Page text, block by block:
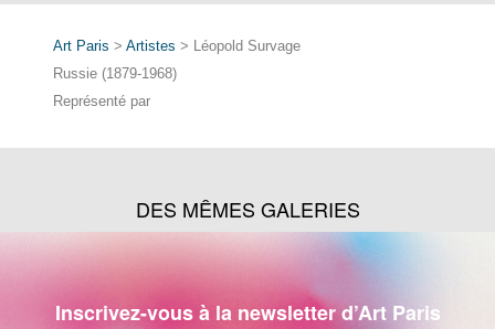
Art Paris > Artistes > Léopold Survage
Russie (1879-1968)
Représenté par
DES MÊMES GALERIES
Inscrivez-vous à la newsletter d’Art Paris